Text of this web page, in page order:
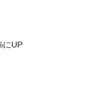
にUP